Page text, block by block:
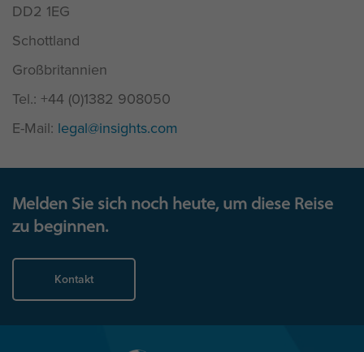
DD2 1EG
Schottland
Großbritannien
Tel.: +44 (0)1382 908050
E-Mail: legal@insights.com
Melden Sie sich noch heute, um diese Reise
zu beginnen.
Kontakt